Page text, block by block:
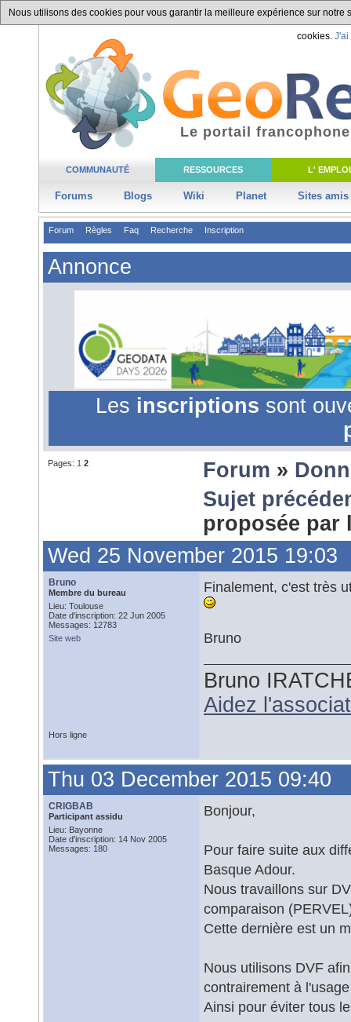
Nous utilisons des cookies pour vous garantir la meilleure expérience sur
cookies. J'ai
COMMUNAUTÉ RESSOURCES L' EMPLOI
Forums Blogs Wiki Planet Sites amis
Le portail
Forum Règles Faq Recherche Inscription
Annonce
Les inscriptions sont
Pages: 1 2 Forum »
Sujet
proposée
Wed 25 November 2015 19:03
Bruno
Membre du bureau
Lieu: Toulouse
Date d'inscription: 22 Jun 2005
Messages: 12783
Site web
Finalement, c'est très
Bruno
Bruno
Aidez
Hors ligne
Thu 03 December 2015 09:40
CRIGBAB
Participant assidu
Lieu: Bayonne
Date d'inscription: 14 Nov 2005
Messages: 180
Bonjour,
Pour faire suite aux
Basque Adour.
Nous travaillons sur
comparaison
Cette dernière est un
Nous utilisons DVF
contrairement à
Ainsi pour éviter tous